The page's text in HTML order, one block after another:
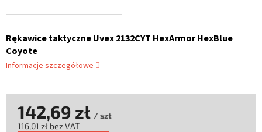
Rękawice taktyczne Uvex 2132CYT HexArmor HexBlue
Coyote
Informacje szczegółowe
142,69 zł / szt
116,01 zł bez VAT